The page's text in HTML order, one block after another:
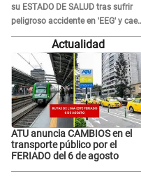
su ESTADO DE SALUD tras sufrir
peligroso accidente en 'EEG' y caer
desde altura de ocho metros
Actualidad
ATU anuncia CAMBIOS en el
transporte público por el
FERIADO del 6 de agosto